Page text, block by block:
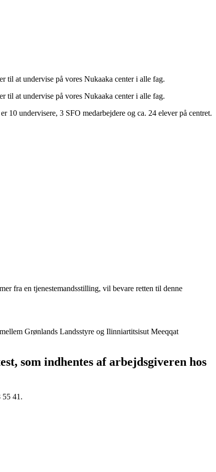
at undervise på vores Nukaaka center i alle fag.
at undervise på vores Nukaaka center i alle fag.
undervisere, 3 SFO medarbejdere og ca. 24 elever på centret.
fra en tjenestemandsstilling, vil bevare retten til denne
Grøn­lands Landsstyre og Ilinniartitsisut Meeqqat
som indhentes af arbejdsgiveren hos
55 41.